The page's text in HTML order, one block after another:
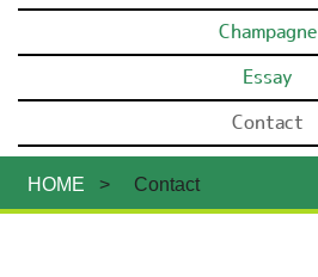
Champagne
Essay
Contact
HOME > Contact